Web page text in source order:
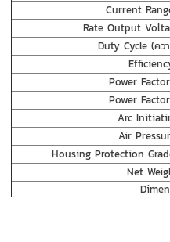
Current
Rate Output
Duty Cycle (คว
Power
Power
Arc
Air
Housing Protection
Net